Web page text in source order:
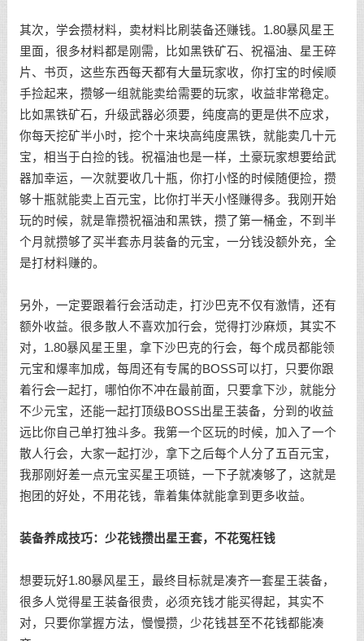
其次，学会攒材料，卖材料比刷装备还赚钱。1.80暴风星王
里面，很多材料都是刚需，比如黑铁矿石、祝福油、星王碎
片、书页，这些东西每天都有大量玩家收，你打宝的时候顺
手捡起来，攒够一组就能卖给需要的玩家，收益非常稳定。
比如黑铁矿石，升级武器必须要，纯度高的更是供不应求，
你每天挖矿半小时，挖个十来块高纯度黑铁，就能卖几十元
宝，相当于白捡的钱。祝福油也是一样，土豪玩家想要给武
器加幸运，一次就要收几十瓶，你打小怪的时候随便捡，攒
够十瓶就能卖上百元宝，比你打半天小怪赚得多。我刚开始
玩的时候，就是靠攒祝福油和黑铁，攒了第一桶金，不到半
个月就攒够了买半套赤月装备的元宝，一分钱没额外充，全
是打材料赚的。
另外，一定要跟着行会活动走，打沙巴克不仅有激情，还有
额外收益。很多散人不喜欢加行会，觉得打沙麻烦，其实不
对，1.80暴风星王里，拿下沙巴克的行会，每个成员都能领
元宝和爆率加成，每周还有专属的BOSS可以打，只要你跟
着行会一起打，哪怕你不冲在最前面，只要拿下沙，就能分
不少元宝，还能一起打顶级BOSS出星王装备，分到的收益
远比你自己单打独斗多。我第一个区玩的时候，加入了一个
散人行会，大家一起打沙，拿下之后每个人分了五百元宝，
我那刚好差一点元宝买星王项链，一下子就凑够了，这就是
抱团的好处，不用花钱，靠着集体就能拿到更多收益。
装备养成技巧：少花钱攒出星王套，不花冤枉钱
想要玩好1.80暴风星王，最终目标就是凑齐一套星王装备，
很多人觉得星王装备很贵，必须充钱才能买得起，其实不
对，只要你掌握方法，慢慢攒，少花钱甚至不花钱都能凑